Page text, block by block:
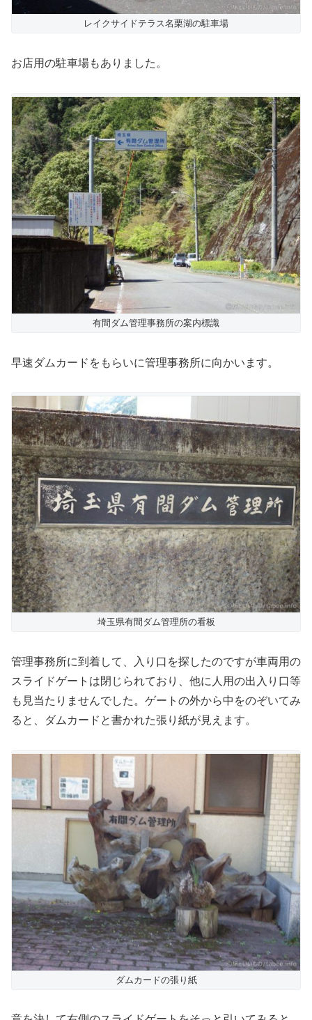
レイクサイドテラス名栗湖の駐車場
お店用の駐車場もありました。
有間ダム管理事務所の案内標識
早速ダムカードをもらいに管理事務所に向かいます。
埼玉県有間ダム管理所の看板
管理事務所に到着して、入り口を探したのですが車両用の
スライドゲートは閉じられており、他に人用の出入り口等
も見当たりませんでした。ゲートの外から中をのぞいてみ
ると、ダムカードと書かれた張り紙が見えます。
ダムカードの張り紙